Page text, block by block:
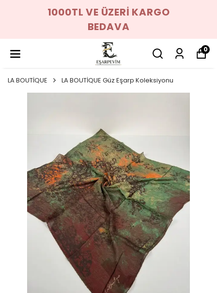
1000TL VE ÜZERİ KARGO
BEDAVA
0
LA BOUTİQUE LA BOUTİQUE Güz Eşarp Koleksiyonu